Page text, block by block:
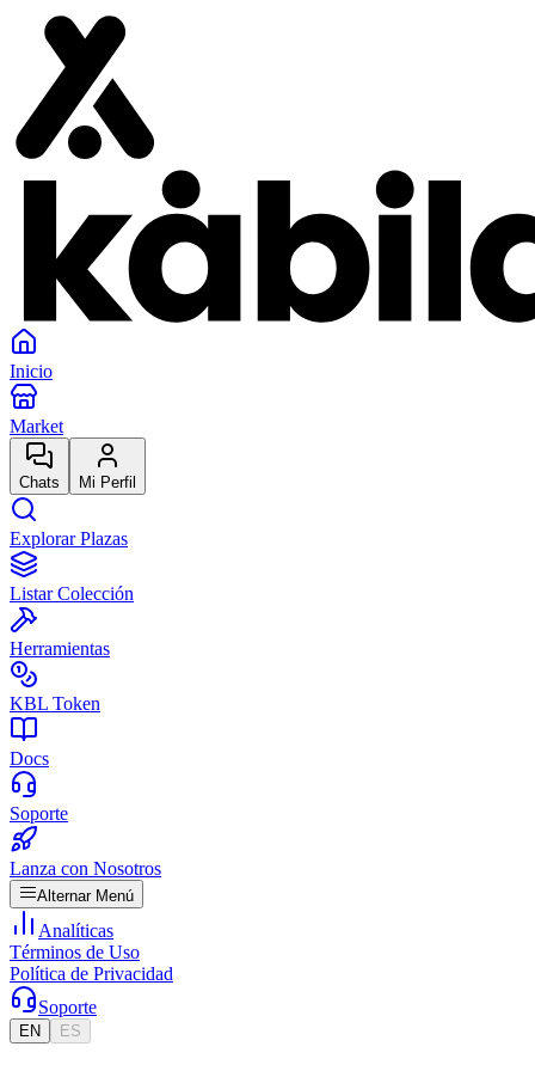
Inicio
Market
Chats Mi Perfil
Explorar Plazas
Listar Colección
Herramientas
KBL Token
Docs
Soporte
Lanza con Nosotros
Alternar Menú
Analíticas
Términos de Uso
Política de Privacidad
Soporte
EN ES